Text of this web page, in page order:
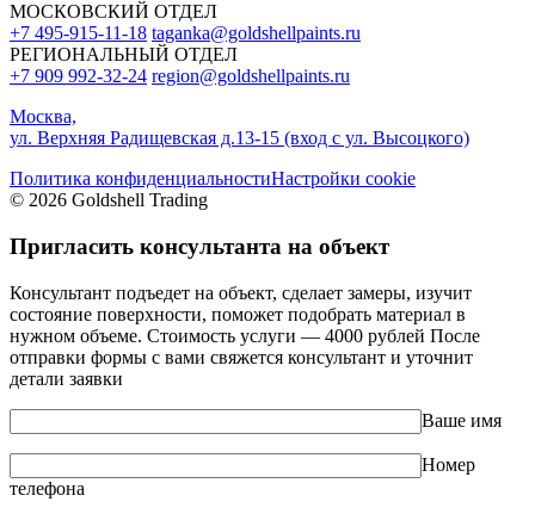
МОСКОВСКИЙ ОТДЕЛ
+7 495-915-11-18 taganka@goldshellpaints.ru
РЕГИОНАЛЬНЫЙ ОТДЕЛ
+7 909 992-32-24‬ region@goldshellpaints.ru
Москва,
ул. Верхняя Радищевская д.13-15 (вход с ул. Высоцкого)
Политика конфиденциальностиНастройки cookie
© 2026 Goldshell Trading
Пригласить консультанта на объект
Консультант подъедет на объект, сделает замеры, изучит
состояние поверхности, поможет подобрать материал в
нужном объеме. Стоимость услуги — 4000 рублей После
отправки формы с вами свяжется консультант и уточнит
детали заявки
Ваше имя
Номер
телефона